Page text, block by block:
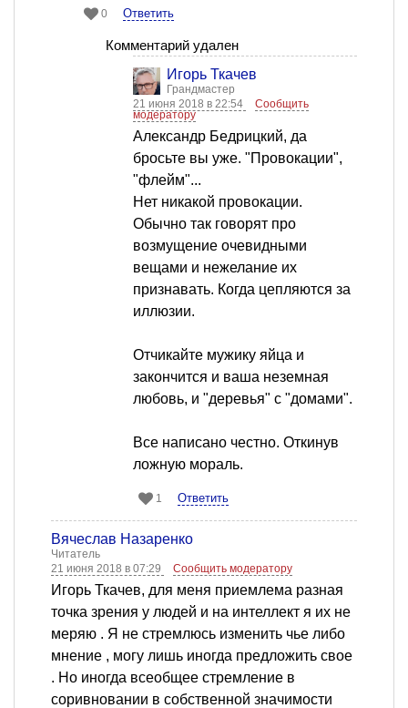
0 Ответить
Комментарий удален
Игорь Ткачев
Грандмастер
21 июня 2018 в 22:54
Сообщить
модератору
Александр Бедрицкий, да
бросьте вы уже. "Провокации",
"флейм"...
Нет никакой провокации.
Обычно так говорят про
возмущение очевидными
вещами и нежелание их
признавать. Когда цепляются за
иллюзии.
Отчикайте мужику яйца и
закончится и ваша неземная
любовь, и "деревья" с "домами".
Все написано честно. Откинув
ложную мораль.
1 Ответить
Вячеслав Назаренко
Читатель
21 июня 2018 в 07:29
Сообщить модератору
Игорь Ткачев, для меня приемлема разная
точка зрения у людей и на интеллект я их не
меряю . Я не стремлюсь изменить чье либо
мнение , могу лишь иногда предложить свое
. Но иногда всеобщее стремление в
соривновании в собственной значимости